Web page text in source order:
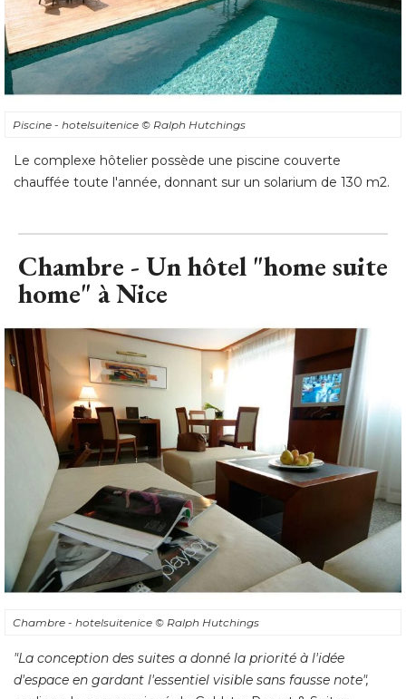
Piscine - hotelsuitenice © Ralph Hutchings
Le complexe hôtelier possède une piscine couverte
chauffée toute l'année, donnant sur un solarium de 130 m2.
Chambre - Un hôtel "home suite
home" à Nice
Chambre - hotelsuitenice © Ralph Hutchings
"La conception des suites a donné la priorité à l'idée
d'espace en gardant l'essentiel visible sans fausse note",